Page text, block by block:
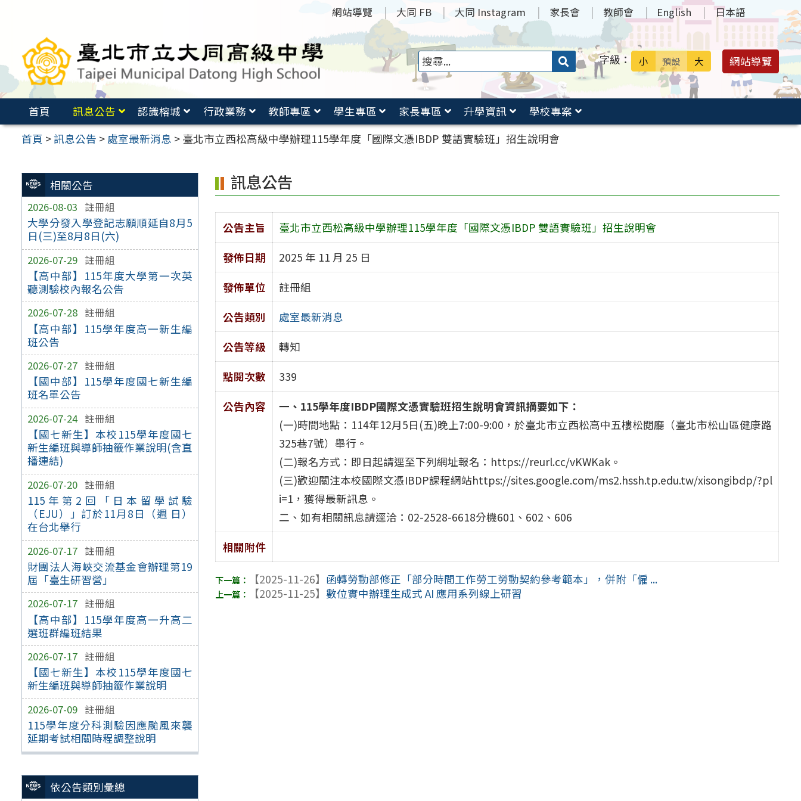
要
容
網站導覽 大同 FB 大同 Instagram 家長會 教師會 English 日本語
搜
送出 字級： 小 預設 大 網站導覽
首頁 訊息公告 認識榕城 行政業務 教師專區 學生專區 家長專區 升學資訊
學校專案
首頁 >訊息公告 > 處室最新消息 > 臺北市立西松高級中學辦理115學年度「國際文憑IBDP 雙語實驗班」招生說明會
相關公告
2026-08-03 註冊組
大學分發入學登記志願順延自8月5
日(三)至8月8日(六)
2026-07-29 註冊組
【高中部】115年度大學第一次英
聽測驗校內報名公告
2026-07-28 註冊組
【高中部】115學年度高一新生編
班公告
2026-07-27 註冊組
【國中部】115學年度國七新生編
班名單公告
2026-07-24 註冊組
【國七新生】本校115學年度國七
新生編班與導師抽籤作業說明(含直
播連結)
2026-07-20 註冊組
115年第2回「日本留學試驗
（EJU）」訂於11月8日（週 日）
在台北舉行
2026-07-17 註冊組
財團法人海峽交流基金會辦理第19
屆「臺生研習營」
2026-07-17 註冊組
【高中部】115學年度高一升高二
選班群編班結果
2026-07-17 註冊組
【國七新生】本校115學年度國七
新生編班與導師抽籤作業說明
2026-07-09 註冊組
115學年度分科測驗因應颱風來襲
延期考試相關時程調整說明
依公告類別彙總
訊息公告
公告主旨
臺北市立西松高級中學辦理115學年度「國際文憑IBDP 雙語實驗班」招生說明會
發佈日期
2025 年 11 月 25 日
發佈單位
註冊組
公告類別
處室最新消息
公告等級
轉知
點閱次數
339
公告內容
一、115學年度IBDP國際文憑實驗班招生說明會資訊摘要如下：
(一)時間地點：114年12月5日(五)晚上7:00-9:00，於臺北市立西松高中五樓松閱廳（臺北市松山區健康路
325巷7號）舉行。
(二)報名方式：即日起請逕至下列網址報名：https://reurl.cc/vKWKak。
(三)歡迎關注本校國際文憑IBDP課程網站https://sites.google.com/ms2.hssh.tp.edu.tw/xisongibdp/?pl
i=1，獲得最新訊息。
二、如有相關訊息請逕洽：02-2528-6618分機601、602、606
相關附件
【2025-11-26】 函轉勞動部修正「部分時間工作勞工勞動契約參考範本」，併附「僱 ...
【2025-11-25】數位實中辦理生成式 AI 應用系列線上研習